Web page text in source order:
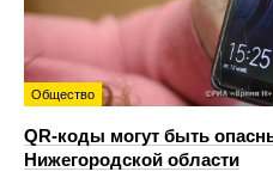
Общество
QR-коды могут быть
Нижегородской области